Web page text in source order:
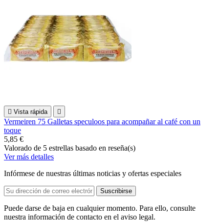
 Vista rápida 
Vermeiren 75 Galletas speculoos para acompañar al café con un
toque
5,85 €
Valorado de 5 estrellas basado en reseña(s)
Ver más detalles
Infórmese de nuestras últimas noticias y ofertas especiales
Puede darse de baja en cualquier momento. Para ello, consulte
nuestra información de contacto en el aviso legal.